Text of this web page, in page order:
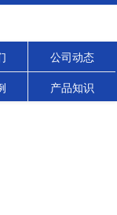
公司动态
产品知识